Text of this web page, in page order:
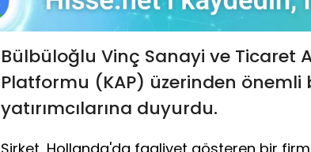
Bülbüloğlu Vinç Sanayi ve Ticaret
Platformu (KAP) üzerinden önemli
yatırımcılarına duyurdu.